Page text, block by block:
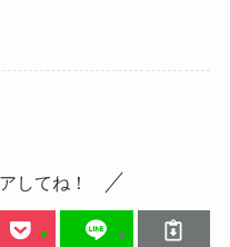
してね！